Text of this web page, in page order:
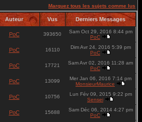
Marquez tous les sujets comme lus
Auteur Vus Derniers Messages
PoC 393650
Sam Oct 29, 2016 8:44 pm
PoC
PoC 16110
Dim Avr 24, 2016 5:39 pm
PoC
PoC 17721
Sam Avr 02, 2016 11:28 am
PoC
PoC 13099
Mer Jan 06, 2016 7:14 pm
MonsieurMaurice
PoC 10756
Lun Fév 09, 2015 9:22 pm
Sensei
PoC 15688
Sam Déc 06, 2014 4:27 pm
PoC